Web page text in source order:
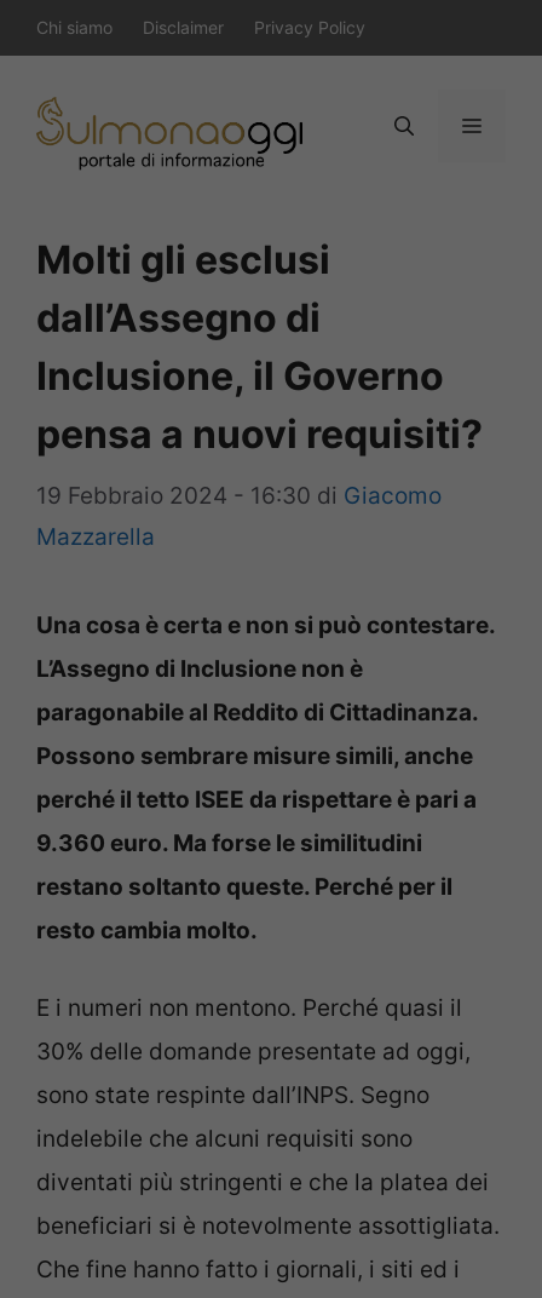
al
contenuto
Chi siamo Disclaimer Privacy Policy
Menu
Molti gli esclusi
dall’Assegno di
Inclusione, il Governo
pensa a nuovi requisiti?
19 Febbraio 2024 - 16:30 di Giacomo
Mazzarella
Una cosa è certa e non si può contestare.
L’Assegno di Inclusione non è
paragonabile al Reddito di Cittadinanza.
Possono sembrare misure simili, anche
perché il tetto ISEE da rispettare è pari a
9.360 euro. Ma forse le similitudini
restano soltanto queste. Perché per il
resto cambia molto.
E i numeri non mentono. Perché quasi il
30% delle domande presentate ad oggi,
sono state respinte dall’INPS. Segno
indelebile che alcuni requisiti sono
diventati più stringenti e che la platea dei
beneficiari si è notevolmente assottigliata.
Che fine hanno fatto i giornali, i siti ed i